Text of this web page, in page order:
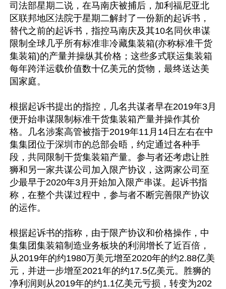
司法部星期二说，在马南庆被捕后，加利福尼亚北
区联邦地区法院于星期二解封了一份新的起诉书，
替代之前的起诉书，指控马南庆及其10名同伙串谋
限制全球几乎所有标准非冷藏集装箱(亦称标准干货
集装箱)的产量并操纵其价格；这些多式联运集装箱
每年跨洋运载价值数十亿美元的货物，最终送达美
国家庭。
根据起诉书提出的指控，几名共谋者早在2019年3月
便开始串谋限制标准干货集装箱产量并操作其价
格。几名涉案高管被指于2019年11月14日左右在中
集集团位于深圳市的总部会晤，约定通过各种手
段，共同限制干货集装箱产量。参与者还考虑让胜
狮和另一家共谋公司加入限产协议，这两家公司至
少最早于2020年3月开始加入限产串谋。起诉书指
称，在整个共谋过程中，参与者不断完善限产协议
的运作。
根据起诉书的指称，由于限产协议和价格操作，中
集集团集装箱制造业务板块的利润增长了近百倍，
从2019年的约1980万美元增至2020年的约2.88亿美
元，并进一步增至2021年的约17.5亿美元。胜狮的
净利润则从2019年的约1.1亿美元亏损，转变为202